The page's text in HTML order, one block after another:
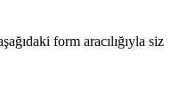
form aracılığıyla siz